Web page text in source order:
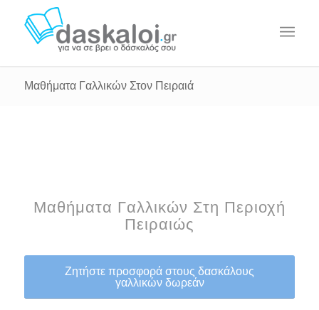
Μαθήματα Γαλλικών Στον Πειραιά
Μαθήματα Γαλλικών Στη Περιοχή
Πειραιώς
Ζητήστε προσφορά στους δασκάλους
γαλλικών δωρεάν